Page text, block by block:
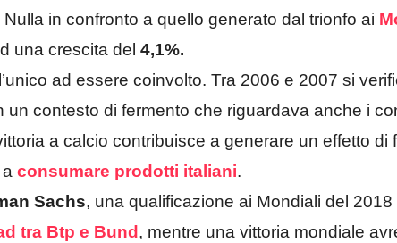
Nulla in confronto a quello generato dal trionfo ai
una crescita del 4,1%.
ad essere coinvolto. Tra 2006 e 2007 si
un contesto di fermento che riguardava anche i
a calcio contribuisce a generare un effetto di
consumare prodotti italiani.
Sachs, una qualificazione ai Mondiali del
tra Btp e Bund , mentre una vittoria mondiale